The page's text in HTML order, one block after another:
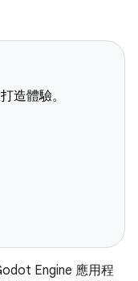
造體驗。
Engine 應用程